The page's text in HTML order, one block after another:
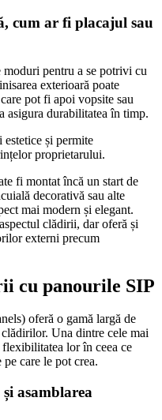
cum ar fi placajul sau
pentru a se potrivi cu
exterioară poate
pot fi apoi vopsite sau
asigura durabilitatea în timp.
estetice și permite
proprietarului.
fi montat încă un start de
decorativă sau alte
mai modern și elegant.
clădirii, dar oferă și
externi precum
cu panourile SIP
oferă o gamă largă de
Una dintre cele mai
flexibilitatea lor în ceea ce
care le pot crea.
asamblarea